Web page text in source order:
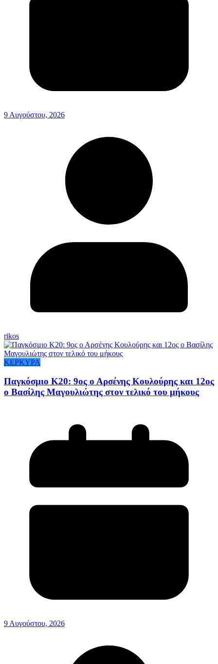
9 Αυγούστου, 2026
rikos
ΚΕΡΚΥΡΑ
Παγκόσμιο Κ20: 9ος ο Αρσένης Κουλούρης και 12ος
ο Βασίλης Μαγουλιώτης στον τελικό του μήκους
9 Αυγούστου, 2026